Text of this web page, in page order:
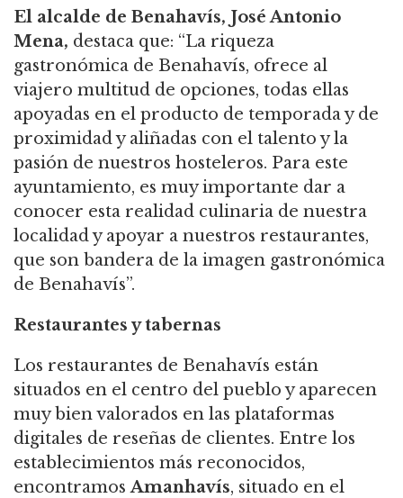
El alcalde de Benahavís, José Antonio
Mena, destaca que: “La riqueza
gastronómica de Benahavís, ofrece al
viajero multitud de opciones, todas ellas
apoyadas en el producto de temporada y de
proximidad y aliñadas con el talento y la
pasión de nuestros hosteleros. Para este
ayuntamiento, es muy importante dar a
conocer esta realidad culinaria de nuestra
localidad y apoyar a nuestros restaurantes,
que son bandera de la imagen gastronómica
de Benahavís”.
Restaurantes y tabernas
Los restaurantes de Benahavís están
situados en el centro del pueblo y aparecen
muy bien valorados en las plataformas
digitales de reseñas de clientes. Entre los
establecimientos más reconocidos,
encontramosAmanhavís, situado en el